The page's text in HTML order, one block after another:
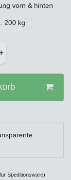
vorn & hinten
200 kg
Speditionsware).